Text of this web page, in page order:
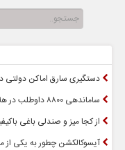
دستگیری سارق اماکن دولتی
ساماندهی ۸۸۰۰ داوطلب در هلال احمر ورامین
از کجا میز و صندلی باغی
آیسوکالکشن چطور به یکی از